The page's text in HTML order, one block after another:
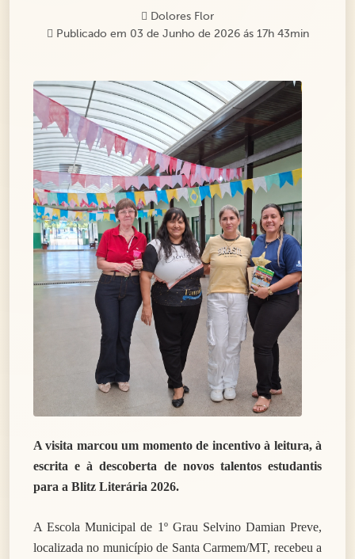
Dolores Flor
Publicado em 03 de Junho de 2026 ás 17h 43min
A visita marcou um momento de incentivo à leitura, à
escrita e à descoberta de novos talentos estudantis
para a Blitz Literária 2026.
A Escola Municipal de 1º Grau Selvino Damian Preve,
localizada no município de Santa Carmem/MT, recebeu a